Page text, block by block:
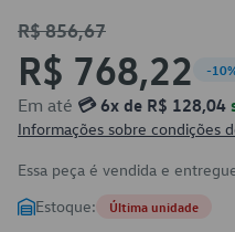
R$ 856,67
R$ 768,22 -
Em até 💳 6x de R$ 128,04
Informações sobre condições
Essa peça é vendida e
Estoque: Última unidade